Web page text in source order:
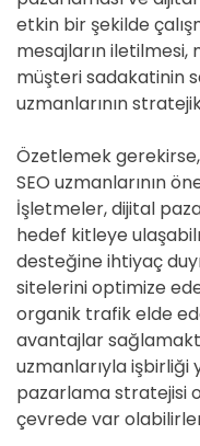
etkin bir şekilde
mesajların iletilmesi,
müşteri sadakatinin
uzmanlarının
Özetlemek
SEO uzmanlarının
İşletmeler, dijital
hedef kitleye
desteğine ihtiyaç
sitelerini optimize
organik trafik elde
avantajlar
uzmanlarıyla işbirliği
pazarlama stratejisi
çevrede var